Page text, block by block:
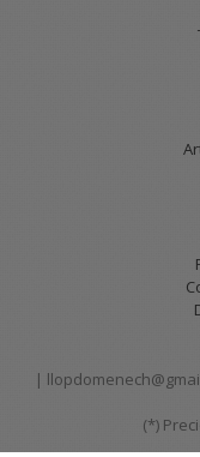
|
(*)